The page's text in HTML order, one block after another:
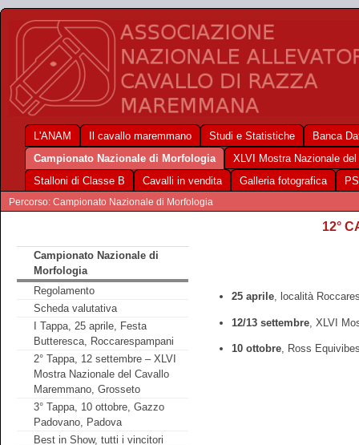
L'ANAM Il cavallo maremmano Studi e Statistiche
Banca
Campionato Nazionale di Morfologia
XLVI Mostra Nazionale
Stalloni di Classe B
Cavalli in vendita Galleria fotografica
Percorso: Campionato Nazionale di Morfologia
Campionato Nazionale di
Morfologia
Regolamento
Scheda valutativa
I Tappa, 25 aprile, Festa
Butteresca, Roccarespampani
2° Tappa, 12 settembre – XLVI
Mostra Nazionale del Cavallo
Maremmano, Grosseto
3° Tappa, 10 ottobre, Gazzo
Padovano, Padova
Best in Show, tutti i vincitori
12°
25 aprile, località
12/13 settembre, XLVI
10 ottobre, Ross